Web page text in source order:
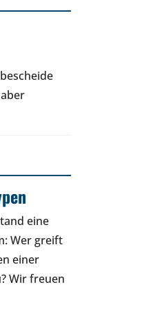
eine
Wer greift
einer
Wir freuen